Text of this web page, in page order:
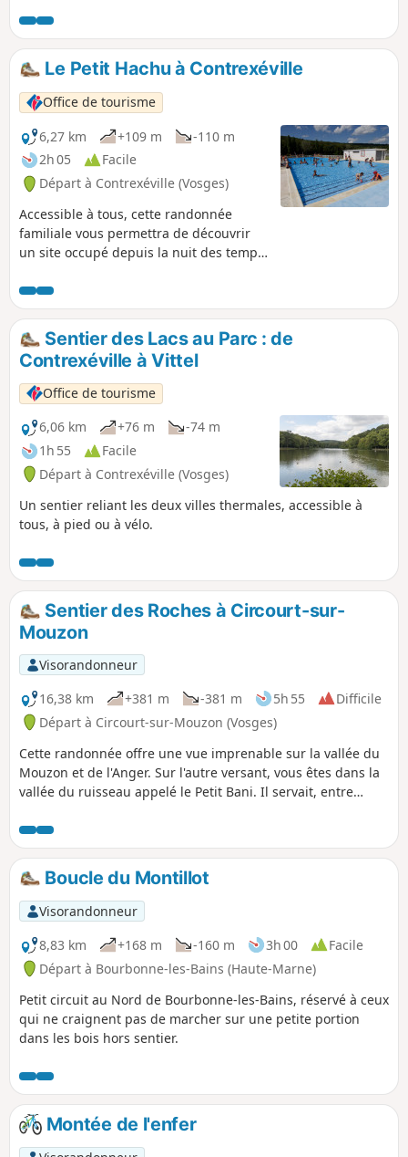
Le Petit Hachu à Contrexéville
Office de tourisme
6,27 km
+109 m
-110 m
2h 05
Facile
Départ à Contrexéville (Vosges)
Accessible à tous, cette randonnée
familiale vous permettra de découvrir
un site occupé depuis la nuit des temps.
vous pourrez découvrir des orchidées
dans les forêts environnantes.
Sentier des Lacs au Parc : de
Contrexéville à Vittel
Office de tourisme
6,06 km
+76 m
-74 m
1h 55
Facile
Départ à Contrexéville (Vosges)
Un sentier reliant les deux villes thermales, accessible à
tous, à pied ou à vélo.
Sentier des Roches à Circourt-sur-
Mouzon
Visorandonneur
16,38 km
+381 m -381 m 5h 55
Difficile
Départ à Circourt-sur-Mouzon (Vosges)
Cette randonnée offre une vue imprenable sur la vallée du
Mouzon et de l'Anger. Sur l'autre versant, vous êtes dans la
vallée du ruisseau appelé le Petit Bani. Il servait, entre
qui y est installée. Vous pouvez faire un étape appréciée
dans ce restaurant en ayant réserver à l'avance. Cuisine
simple mais bien préparée. Trace gpx nécessaire
Boucle du Montillot
Visorandonneur
8,83 km
+168 m -160 m 3h 00
Facile
Départ à Bourbonne-les-Bains (Haute-Marne)
Petit circuit au Nord de Bourbonne-les-Bains, réservé à ceux
qui ne craignent pas de marcher sur une petite portion
dans les bois hors sentier.
Montée de l'enfer